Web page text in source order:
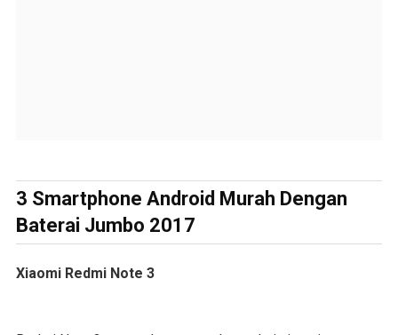
3 Smartphone Android Murah Dengan
Baterai Jumbo 2017
Xiaomi Redmi Note 3